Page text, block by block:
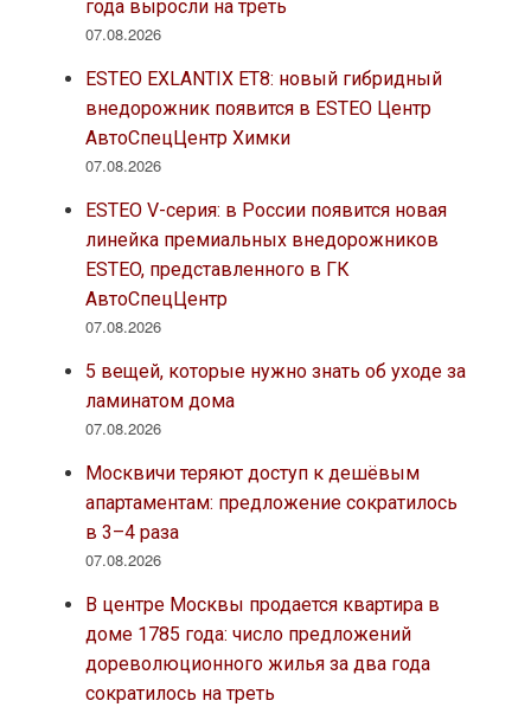
года выросли на треть
07.08.2026
ESTEO EXLANTIX ET8: новый гибридный
внедорожник появится в ESTEO Центр
АвтоСпецЦентр Химки
07.08.2026
ESTEO V-серия: в России появится новая
линейка премиальных внедорожников
ESTEO, представленного в ГК
АвтоСпецЦентр
07.08.2026
5 вещей, которые нужно знать об уходе за
ламинатом дома
07.08.2026
Москвичи теряют доступ к дешёвым
апартаментам: предложение сократилось
в 3–4 раза
07.08.2026
В центре Москвы продается квартира в
доме 1785 года: число предложений
дореволюционного жилья за два года
сократилось на треть